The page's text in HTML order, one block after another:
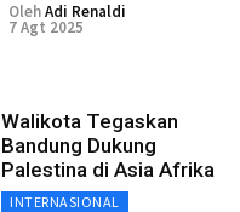
OlehAdi Renaldi
7 Agt 2025
Walikota Tegaskan
Bandung Dukung
Palestina di Asia Afrika
INTERNASIONAL